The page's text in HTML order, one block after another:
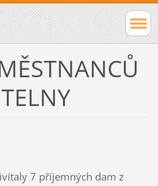
7 příjemných dam z